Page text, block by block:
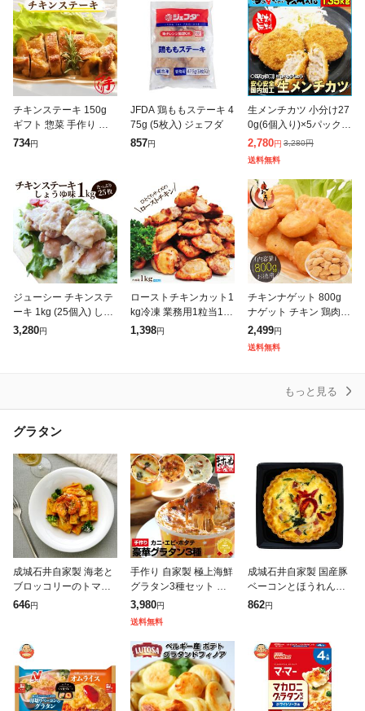
チキンステーキ 150g
ギフト 惣菜 手作り 煮
物 取り寄せ お弁当 冷
和
734円
JFDA 鶏ももステーキ 4
75g (5枚入) ジェフダ
857円
生メンチカツ 小分け27
0g(6個入り)×5パック
合計1.35kg(30個) 冷凍
食品 惣菜 お弁当 カツ
かつ 揚げ物 国
2,780円 3,280円
送料無料
ジューシー チキンステ
ーキ 1kg (25個入) しょ
うゆ味 鶏もも 冷凍 惣
3,280円
ローストチキンカット1
kg冷凍 業務用1粒当1
8〜27g目安40粒入 目
1,398円
チキンナゲット 800g
ナゲット チキン 鶏肉
鶏むね 唐揚げ からあげ
冷凍 チキン おかず お
惣菜 おやつ ビール お
2,499円
送料無料
もっと見る
グラタン
成城石井自家製 海老と
ブロッコリーのトマト
クリームリガトーニ 1
646円
手作り 自家製 極上海鮮
グラタン3種セット カ
ニグラタン・エビチリ
グラタン・ほたて貝柱
とキノコのクリームグ
ラタン 贅沢3種食べ比
3,980円
送料無料
成城石井自家製 国産豚
ベーコンとほうれん草
のキッシュロレーヌ 1
862円